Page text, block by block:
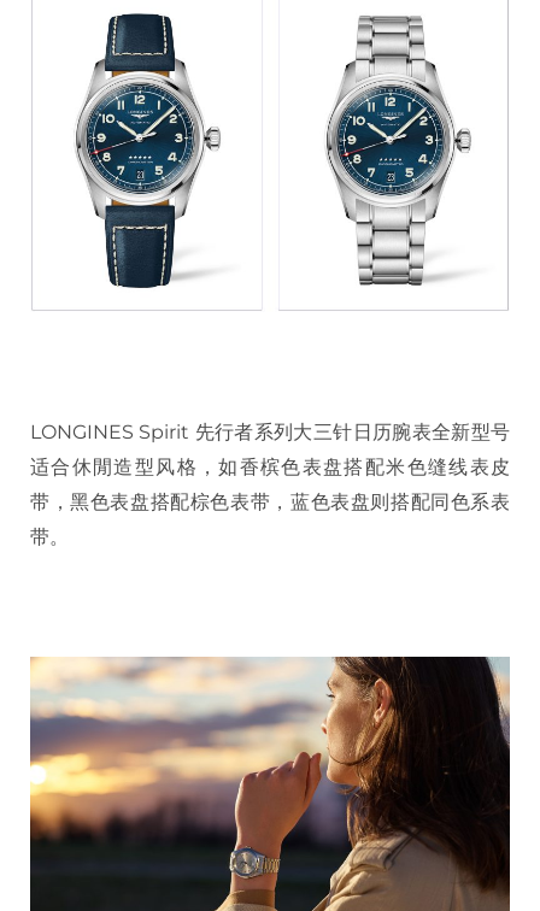
LONGINES Spirit 先行者系列大三针日历腕表全新型号
适合休閒造型风格，如香槟色表盘搭配米色缝线表皮
带，黑色表盘搭配棕色表带，蓝色表盘则搭配同色系表
带。